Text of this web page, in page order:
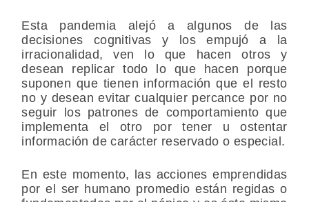
Esta pandemia alejó a algunos de las
decisiones cognitivas y los empujó a la
irracionalidad, ven lo que hacen otros y
desean replicar todo lo que hacen porque
suponen que tienen información que el resto
no y desean evitar cualquier percance por no
seguir los patrones de comportamiento que
implementa el otro por tener u ostentar
información de carácter reservado o especial.
En este momento, las acciones emprendidas
por el ser humano promedio están regidas o